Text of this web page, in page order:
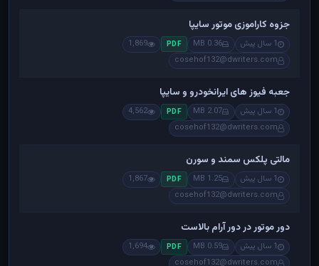
جزوه کاراموزی موتور سایپا
1 سال پیش 0.36 MB
PDF
1,869
cosehof132@dwriters.com
جعبه فیوز های ایرانخودرو و سایپا
1 سال پیش 2.07 MB
PDF
4,562
cosehof132@dwriters.com
مالتی پلکس سمند و سورن
1 سال پیش 1.25 MB
PDF
1,867
cosehof132@dwriters.com
دور موتور در دور آرام بالاست
1 سال پیش 0.59 MB
PDF
1,694
cosehof132@dwriters.com